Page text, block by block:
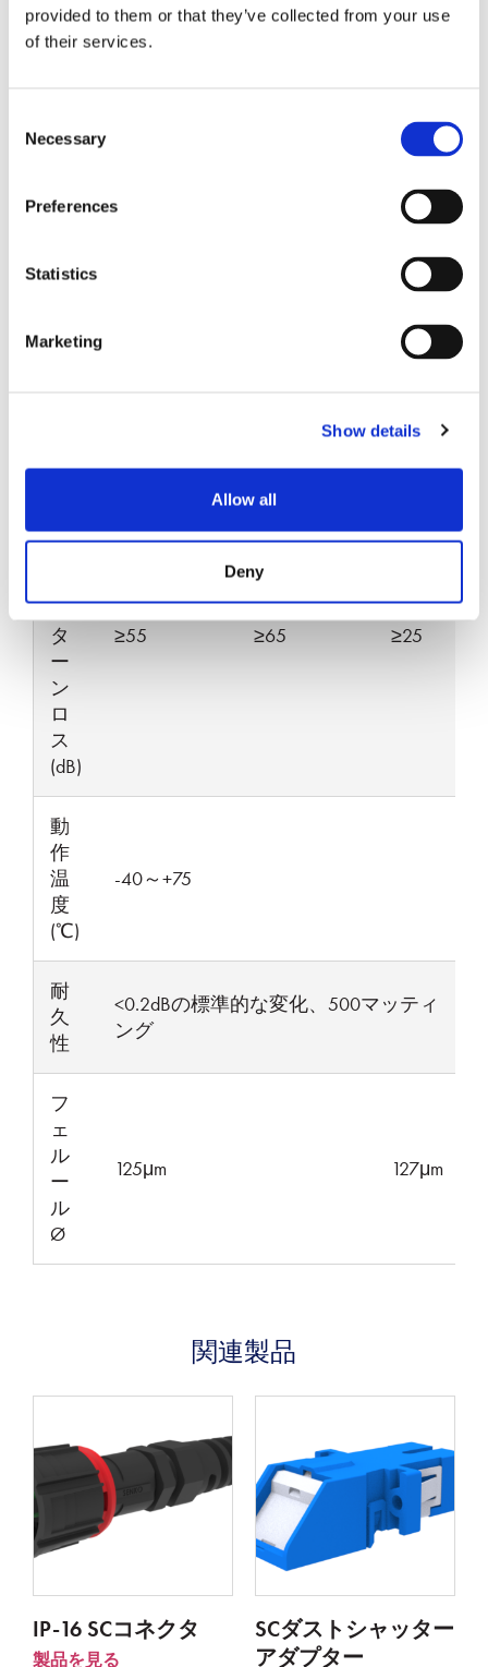
provided to them or that they’ve collected from your use
of their services.
Selection
Necessary
Preferences
Statistics
Marketing
Show details
Allow all
Deny
標
準
入
失
0.10
最
挿
0.20
準
リ
タ
ー
ン
ロ
ス
(dB)
≥55 ≥65 ≥25
動
作
温
度
(℃)
-40～+75
耐
久
性
<0.2dBの標準的な変化、500マッティ
ング
フ
ェ
ル
ー
ル
Ø
125μm 127μm
関連製品
IP-16 SCコネクタ
製品を見る
SCダストシャッター
アダプター